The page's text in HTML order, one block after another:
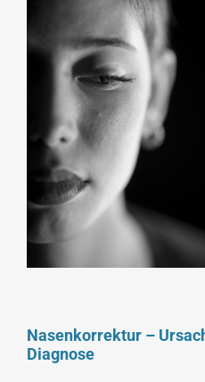
Nasenkorrektur –
Diagnose